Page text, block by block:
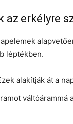
az erkélyre
léptékben.
alakítják át a
váltóárammá